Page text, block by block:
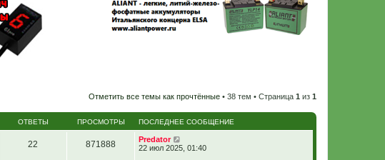
Отметить все темы как прочтённые • 38 тем • Страница 1 из 1
ОТВЕТЫ ПРОСМОТРЫ ПОСЛЕДНЕЕ СООБЩЕНИЕ
22 871888
Predator
22 июл 2025, 01:40